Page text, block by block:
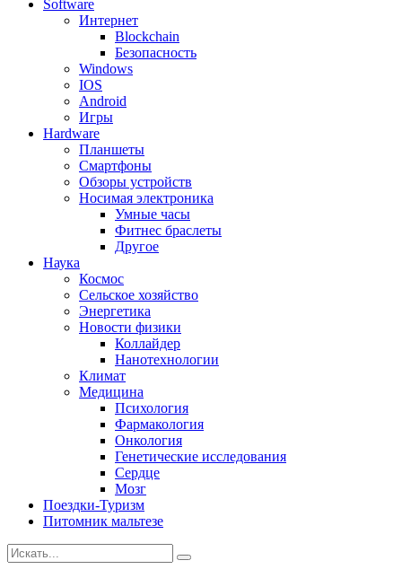
Software
Интернет
Blockchain
Безопасность
Windows
IOS
Android
Игры
Hardware
Планшеты
Смартфоны
Обзоры устройств
Носимая электроника
Умные часы
Фитнес браслеты
Другое
Наука
Космос
Сельское хозяйство
Энергетика
Новости физики
Коллайдер
Нанотехнологии
Климат
Медицина
Психология
Фармакология
Онкология
Генетические исследования
Сердце
Мозг
Поездки-Туризм
Питомник мальтезе